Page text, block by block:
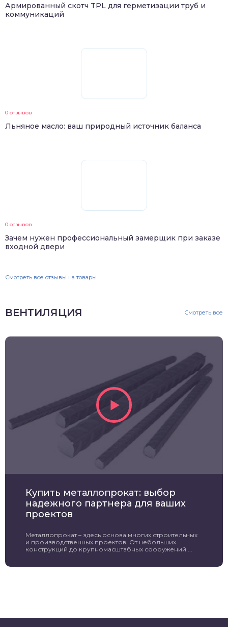
Армированный скотч TPL для герметизации труб и
коммуникаций
0 отзывов
Льняное масло: ваш природный источник баланса
0 отзывов
Зачем нужен профессиональный замерщик при заказе
входной двери
Смотреть все отзывы на товары
ВЕНТИЛЯЦИЯ Смотреть все
Купить металлопрокат: выбор
надежного партнера для ваших
проектов
Металлопрокат – здесь основа многих строительных
и производственных проектов. От небольших
конструкций до крупномасштабных сооружений ...